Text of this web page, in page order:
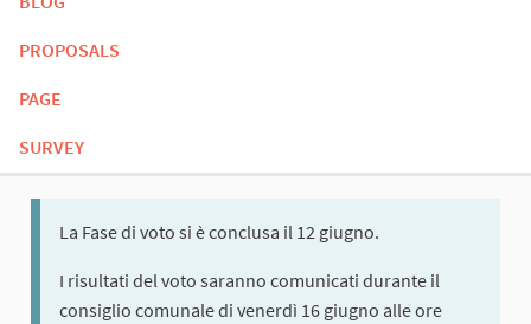
PROPOSALS
PAGE
SURVEY
La Fase di voto si è conclusa il 12 giugno.
I risultati del voto saranno comunicati durante il
consiglio comunale di venerdì 16 giugno alle ore